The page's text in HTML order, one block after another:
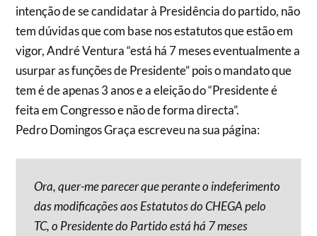
intenção de se candidatar à Presidência do partido, não
tem dúvidas que com base nos estatutos que estão em
vigor, André Ventura “está há 7 meses eventualmente a
usurpar as funções de Presidente” pois o mandato que
tem é de apenas 3 anos e a eleição do “Presidente é
feita em Congresso e não de forma directa”.
Pedro Domingos Graça escreveu na sua página:
Ora, quer-me parecer que perante o indeferimento
das modificações aos Estatutos do CHEGA pelo
TC, o Presidente do Partido está há 7 meses